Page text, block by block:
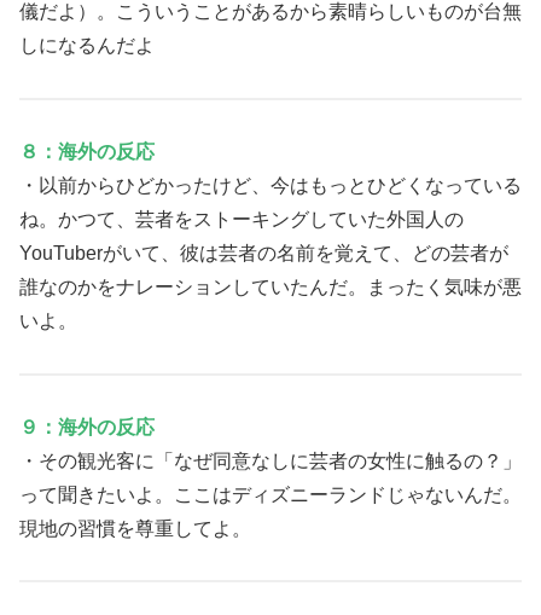
儀だよ）。こういうことがあるから素晴らしいものが台無
しになるんだよ
８：海外の反応
・以前からひどかったけど、今はもっとひどくなっている
ね。かつて、芸者をストーキングしていた外国人の
YouTuberがいて、彼は芸者の名前を覚えて、どの芸者が
誰なのかをナレーションしていたんだ。まったく気味が悪
いよ。
９：海外の反応
・その観光客に「なぜ同意なしに芸者の女性に触るの？」
って聞きたいよ。ここはディズニーランドじゃないんだ。
現地の習慣を尊重してよ。